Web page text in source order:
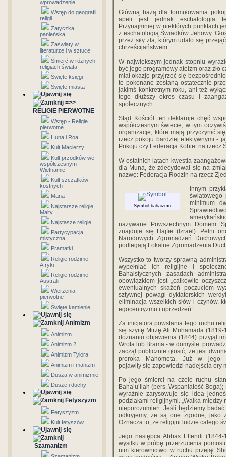
wprowadzenie
Wstęp do geografii
religii
Zatyczka
panieńska
Zaświaty w
literaturze i w sztuce
Śmierć w różnych
religiach świata
Święte księgi
Święte miasta
=>>
RELIGIE PIERWOTNE
Wstęp - Religie
pierwotne
Huna i Roa
Kult Macierzy
Kult przodków we
współczesnym
Wietnamie
Kult szczątków
kostnych
Mana
Najstarsze religie
Malty
Najstasze religie
Partycypacja
mistyczna
Pramatki
Religie rodzime
Afryki
Religie rodzime
Australii
Wierzenia
pierwotne
Święte kamienie
Animizm
Animizm
Animizm 2
Animizm Tylora
Animizm i manizm
Dusza w animizmie
Dusze i duchy
Fetyszyzm
Fetyszyzm
Kult fetyszów
Szamanizm
Główną bazą dla formułowania
apeli jest jednak eschatologia
Przynajmniej w niektórych punktach
z eschatologią Świadków Jehowy.
przez siły zła, którym udało się
chrześcijaństwem.
W największym jednak stopniu
być jego programowy ateizm oraz zło
miał okazję przyjrzeć się
te pokonane zostaną ostatecznie
jakimś konkretnym roku, ani też
tego dłuższy okres czasu i
społecznych.
Stąd Kościół ten deklaruje chęć
współczesnym świecie, w tym
organizacje, które mają przyczynić
rzecz pokoju bardziej efektywnymi -
Pokoju czy Federacja Kobiet na rzecz
W ostatnich latach kwestia
dla Muna, że zdecydował się na
nazwę: Federacja Rodzin na rzecz
Symbol bahaizmu
Innym
minimum
nazywane Powszechnym Domem
znajduje się Hajfie (Izrael). Pełni
Narodowych Zgromadzeń
podlegają Lokalne Zgromadzenia
Wszystko to tworzy sprawną
wypełniać ich religijne i
Bahaistycznych zasadach
obowiązkiem jest „całkowite
ewentualnych skażeń poczuciem
sztywnej powagi dyktatorskich
eliminacja wszelkich słów i czynów,
egocentryzmu i uprzedzeń”.
Za inicjatora powstania tego ruchu
się szyitę Mirzę Ali Muhamada (1819-
doznaniu objawienia (1844) przyjął
Wrota lub Brama - w domyśle:
zaczął publicznie głosić, że jest
proroka Mahometa. Już w jego
pojawiły się zapowiedzi nadejścia ery
Po jego śmierci na czele ruchu
Baha’u’llah (pers. Wspaniałość
wyraźnie zarysowuje się idea
podziałami religijnymi. „Walka
nieporozumień. Jeśli będziemy
odkryjemy, że są one zgodne, jako
Oznacza to, że religijni ludzie całego
Jego następca Abbas Effendi (1844-
wysiłku w próbę przerzucenia
nim kierownictwo w ruchu przejął